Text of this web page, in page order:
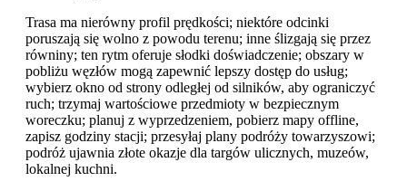
Trasa ma nierówny profil prędkości; niektóre odcinki
poruszają się wolno z powodu terenu; inne ślizgają się przez
równiny; ten rytm oferuje słodki doświadczenie; obszary w
pobliżu węzłów mogą zapewnić lepszy dostęp do usług;
wybierz okno od strony odległej od silników, aby ograniczyć
ruch; trzymaj wartościowe przedmioty w bezpiecznym
woreczku; planuj z wyprzedzeniem, pobierz mapy offline,
zapisz godziny stacji; przesyłaj plany podróży towarzyszowi;
podróż ujawnia złote okazje dla targów ulicznych, muzeów,
lokalnej kuchni.